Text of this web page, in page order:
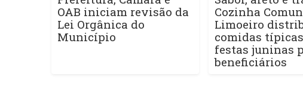
OAB iniciam revisão da
Lei Orgânica do
Município
Cozinha
Limoeiro
comidas
festas juninas
beneficiários